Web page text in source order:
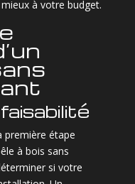
à votre budget.
première étape
à bois sans
si votre